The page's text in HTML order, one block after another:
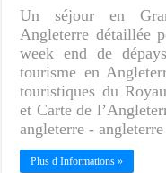
Un séjour en
Angleterre détaillée
week end de
tourisme en
touristiques du
et Carte de
angleterre -
Plus d Informations »